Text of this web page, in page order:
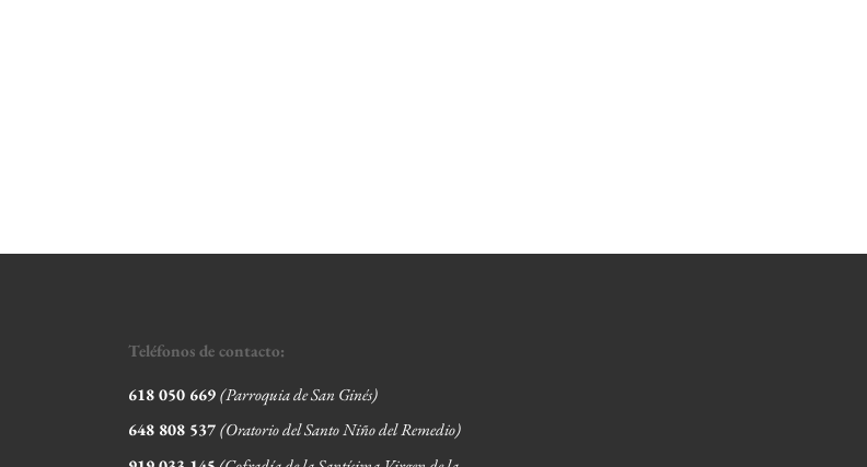
Teléfonos de contacto:
618 050 669 (Parroquia de San Ginés)
648 808 537 (Oratorio del Santo Niño del Remedio)